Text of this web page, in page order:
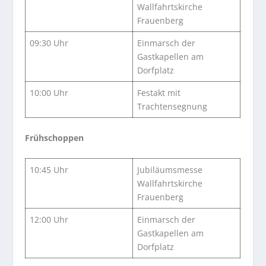
Wallfahrtskirche
Frauenberg
09:30 Uhr
Einmarsch der
Gastkapellen am
Dorfplatz
10:00 Uhr
Festakt mit
Trachtensegnung
Frühschoppen
10:45 Uhr
Jubiläumsmesse
Wallfahrtskirche
Frauenberg
12:00 Uhr
Einmarsch der
Gastkapellen am
Dorfplatz